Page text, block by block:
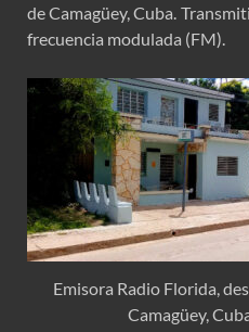
de Camagüey, Cuba.
frecuencia modulada (FM).
Emisora Radio Florida,
Camagüey,